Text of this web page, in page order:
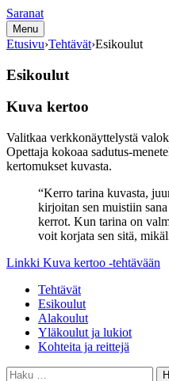
Siirry
sisältöön
Saranat
Menu
Etusivu›Tehtävät›Esikoulut
Esikoulut
Kuva kertoo
Valitkaa verkkonäyttelystä
Opettaja kokoaa sadutus-
kertomukset kuvasta.
“Kerro tarina kuvasta,
kirjoitan sen muistiin
kerrot. Kun tarina on
voit korjata sen sitä,
Linkki Kuva kertoo -tehtävään
Tehtävät
Esikoulut
Alakoulut
Yläkoulut ja lukiot
Kohteita ja reittejä
Haku: